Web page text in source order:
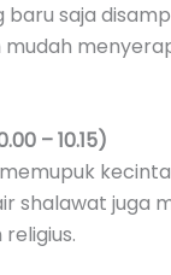
saja
– 10.15)
shalawat juga